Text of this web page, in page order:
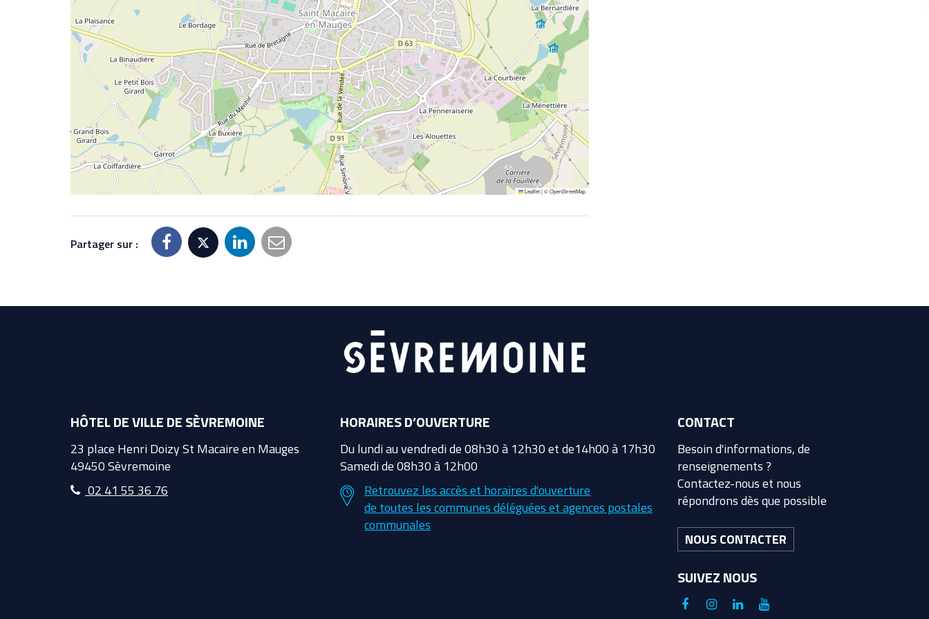
Leaflet|©OpenStreetMap
Partager sur :
HÔTEL DE VILLE DE SÈVREMOINE
23 place Henri Doizy St Macaire en Mauges
49450 Sèvremoine
02 41 55 36 76
HORAIRES D’OUVERTURE
Du lundi au vendredi de 08h30 à 12h30 et de14h00 à 17h30
Samedi de 08h30 à 12h00
Retrouvez les accès et horaires d'ouverture
de toutes les communes déléguées et agences postales
communales
CONTACT
Besoin d'informations, de
renseignements ?
Contactez-nous et nous
répondrons dès que possible
NOUS CONTACTER
SUIVEZ NOUS
Lien Lien Lien Lien